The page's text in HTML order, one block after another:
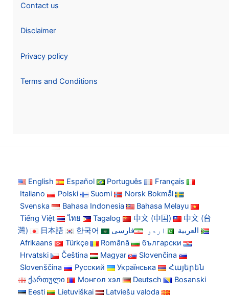
Contact us
Disclaimer
Privacy policy
Terms and Conditions
English Español Português
Français
Italiano
Polski Suomi
Norsk Bokmål
Svenska
Bahasa Indonesia
Bahasa Melayu
Tiếng Việt
ไทย Tagalog 中文 (中国)
中文 (台
灣)
日本語 한국어 العربية اردو
فارسی
Afrikaans
Türkçe Română
български
Hrvatski
Čeština Magyar
Slovenčina
Slovenščina
Русский Українська
Հայերեն
ქართული
Монгол хэл Deutsch
Bosanski
Eesti
Lietuviškai Latviešu valoda